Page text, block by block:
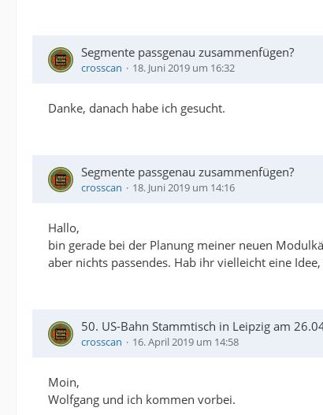
Segmente passgenau zusammenfügen?
crosscan 18. Juni 2019 um 16:32
Danke, danach habe ich gesucht.
Segmente passgenau zusammenfügen?
crosscan 18. Juni 2019 um 14:16
Hallo,
bin gerade bei der Planung meiner neuen
aber nichts passendes. Hab ihr vielleicht eine
50. US-Bahn Stammtisch in Leipzig am
crosscan 16. April 2019 um 14:58
Moin,
Wolfgang und ich kommen vorbei.